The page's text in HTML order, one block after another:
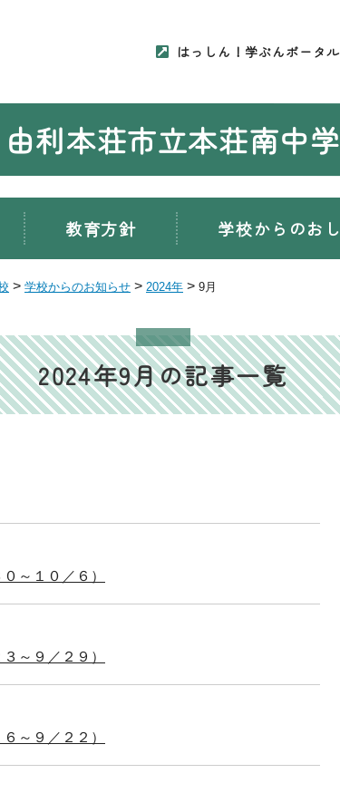
はっしん！学ぶんポータル
由利本荘市立本荘南中
教育方針 学校からのお
> 学校からのお知らせ > 2024年 > 9月
2024年9月の記事一覧
～１０／６）
～９／２９）
～９／２２）